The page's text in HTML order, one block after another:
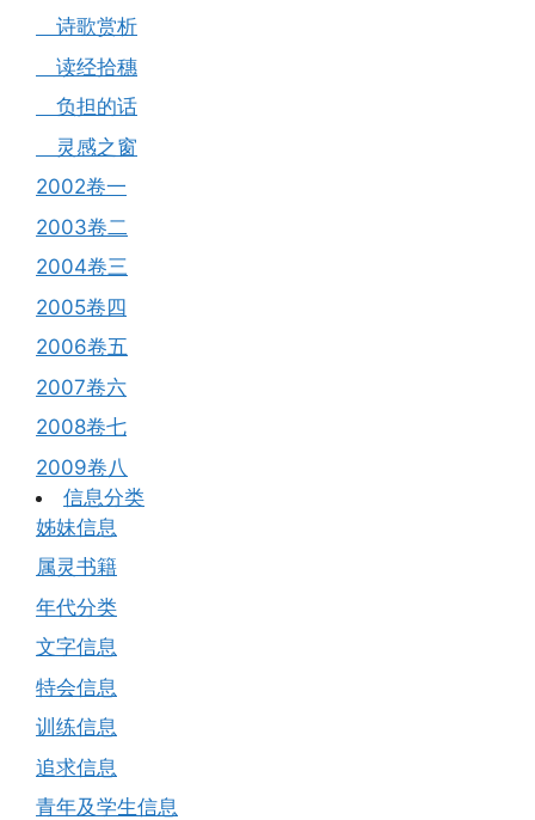
诗歌赏析
读经拾穗
负担的话
灵感之窗
2002卷一
2003卷二
2004卷三
2005卷四
2006卷五
2007卷六
2008卷七
2009卷八
信息分类
姊妹信息
属灵书籍
年代分类
文字信息
特会信息
训练信息
追求信息
青年及学生信息